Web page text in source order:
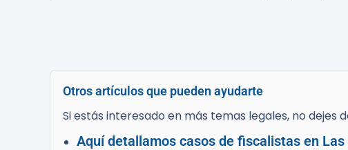
Otros artículos que pueden ayudarte
Si estás interesado en más temas legales, no dejes
Aquí detallamos casos de fiscalistas en